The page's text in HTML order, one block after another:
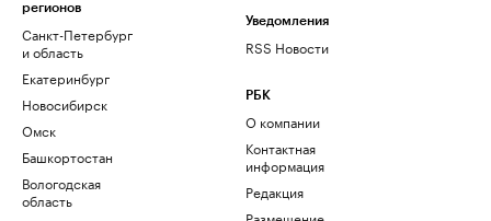
регионов
Санкт-Петербург
и область
Екатеринбург
Новосибирск
Омск
Башкортостан
Вологодская
область
Уведомления
RSS Новости
РБК
О компании
Контактная
информация
Редакция